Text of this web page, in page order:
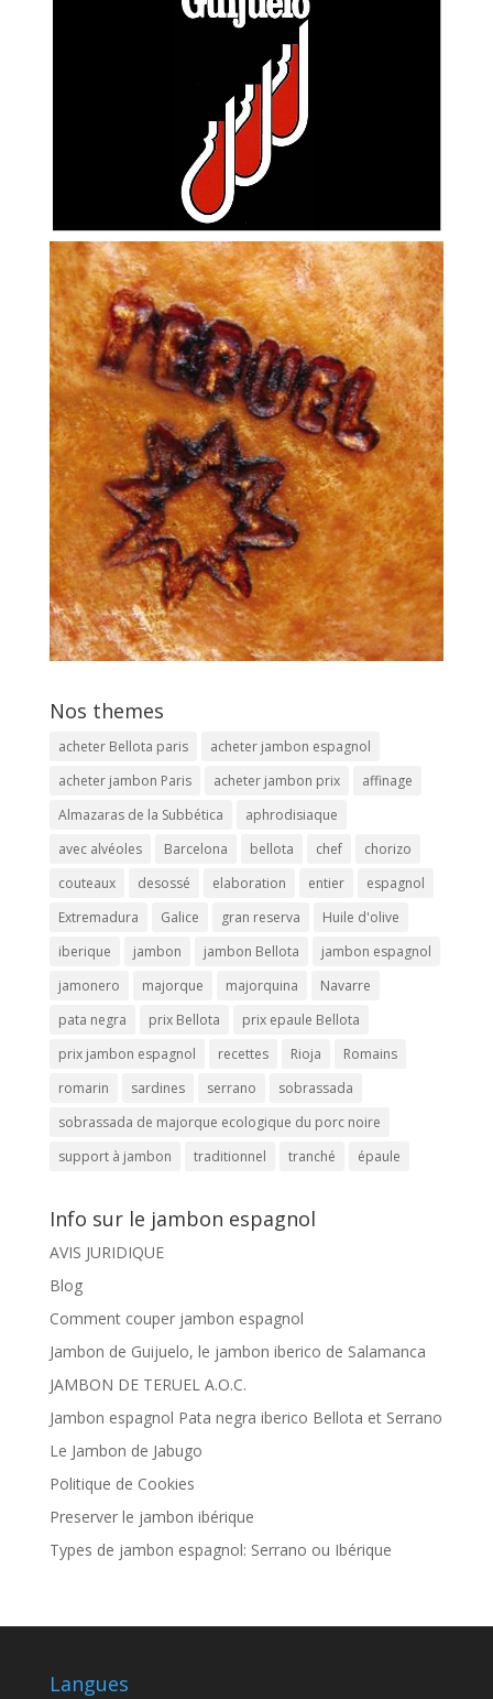
Nos themes
acheter Bellota paris
acheter jambon espagnol
acheter jambon Paris
acheter jambon prix
affinage
Almazaras de la Subbética
aphrodisiaque
avec alvéoles
Barcelona bellota chef
chorizo
couteaux
desossé elaboration entier
espagnol
Extremadura
Galice gran reserva
Huile d'olive
iberique
jambon jambon Bellota
jambon espagnol
jamonero
majorque majorquina
Navarre
pata negra
prix Bellota
prix epaule Bellota
prix jambon espagnol
recettes Rioja
Romains
romarin
sardines serrano
sobrassada
sobrassada de majorque ecologique du porc noire
support à jambon
traditionnel tranché épaule
Info sur le jambon espagnol
AVIS JURIDIQUE
Blog
Comment couper jambon espagnol
Jambon de Guijuelo, le jambon iberico de Salamanca
JAMBON DE TERUEL A.O.C.
Jambon espagnol Pata negra iberico Bellota et Serrano
Le Jambon de Jabugo
Politique de Cookies
Preserver le jambon ibérique
Types de jambon espagnol: Serrano ou Ibérique
Langues